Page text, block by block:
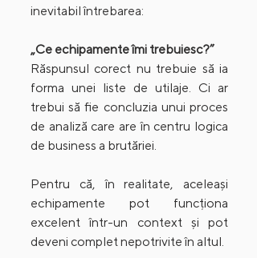
inevitabil întrebarea:
„Ce echipamente îmi trebuiesc?”
Răspunsul corect nu trebuie să ia
forma unei liste de utilaje. Ci ar
trebui să fie concluzia unui proces
de analiză care are în centru logica
de business a brutăriei.
Pentru că, în realitate, aceleași
echipamente pot funcționa
excelent într-un context și pot
deveni complet nepotrivite în altul.